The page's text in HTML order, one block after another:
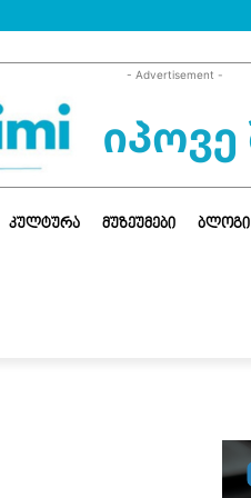
- Advertisement -
ᲙᲣᲚᲢᲣᲠᲐ ᲛᲣᲖᲔᲣᲛᲔᲑᲘ ᲑᲚᲝᲒᲘ